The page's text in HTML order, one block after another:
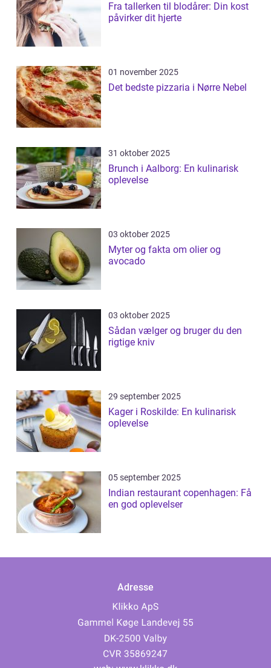
Fra tallerken til blodårer: Din kost
påvirker dit hjerte
01 november 2025
Det bedste pizzaria i Nørre Nebel
31 oktober 2025
Brunch i Aalborg: En kulinarisk
oplevelse
03 oktober 2025
Myter og fakta om olier og
avocado
03 oktober 2025
Sådan vælger og bruger du den
rigtige kniv
29 september 2025
Kager i Roskilde: En kulinarisk
oplevelse
05 september 2025
Indian restaurant copenhagen: Få
en god oplevelser
Adresse